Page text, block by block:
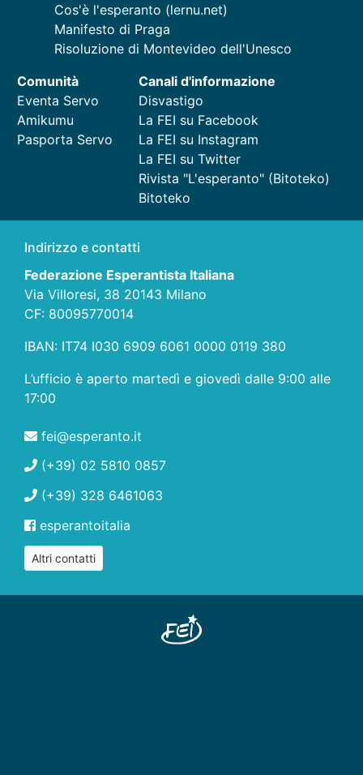
Cos'è l'esperanto (lernu.net)
Manifesto di Praga
Risoluzione di Montevideo dell'Unesco
Comunità
Eventa Servo
Amikumu
Pasporta Servo
Canali d'informazione
Disvastigo
La FEI su Facebook
La FEI su Instagram
La FEI su Twitter
Rivista "L'esperanto" (Bitoteko)
Bitoteko
Indirizzo e contatti
Federazione Esperantista Italiana
Via Villoresi, 38 20143 Milano
CF: 80095770014
IBAN: IT74 I030 6909 6061 0000 0119 380
L’ufficio è aperto martedì e giovedì dalle 9:00 alle
17:00
fei@esperanto.it
(+39) 02 5810 0857
(+39) 328 6461063
esperantoitalia
Altri contatti